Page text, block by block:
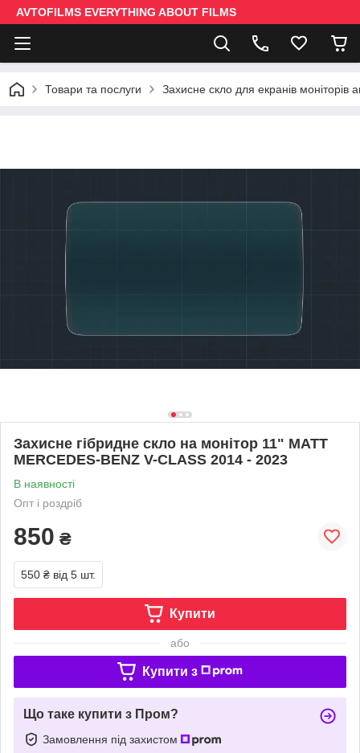
AVTOFILMS EVERYTHING ABOUT FILMS
Товари та послуги Захисне скло для екранів моніторів
Захисне гібридне скло на монітор 11" MATT
MERCEDES-BENZ V-CLASS 2014 - 2023
В наявності
Опт і роздріб
850 ₴
550 ₴ від 5 шт.
Купити
або
Купити з
Що таке купити з Пром?
Замовлення під захистом